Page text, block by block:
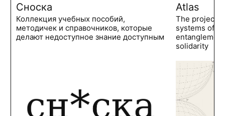
Сноска
Коллекция учебных пособий,
методичек и справочников, которые
делают недоступное знание доступным
Atlas
The project
systems of
solidarity